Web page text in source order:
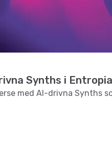
Synths i
med AI-drivna Synths